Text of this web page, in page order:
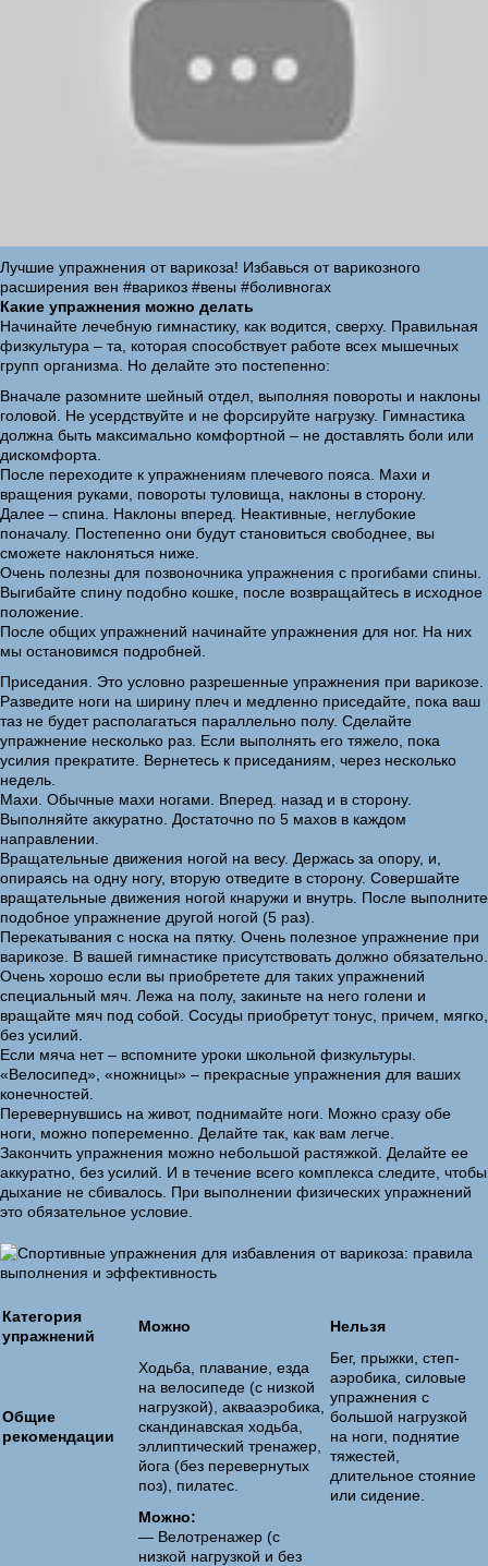
Лучшие упражнения от варикоза! Избавься от варикозного
расширения вен #варикоз #вены #боливногах
Какие упражнения можно делать
Начинайте лечебную гимнастику, как водится, сверху. Правильная
физкультура – та, которая способствует работе всех мышечных
групп организма. Но делайте это постепенно:
Вначале разомните шейный отдел, выполняя повороты и наклоны
головой. Не усердствуйте и не форсируйте нагрузку. Гимнастика
должна быть максимально комфортной – не доставлять боли или
дискомфорта.
После переходите к упражнениям плечевого пояса. Махи и
вращения руками, повороты туловища, наклоны в сторону.
Далее – спина. Наклоны вперед. Неактивные, неглубокие
поначалу. Постепенно они будут становиться свободнее, вы
сможете наклоняться ниже.
Очень полезны для позвоночника упражнения с прогибами спины.
Выгибайте спину подобно кошке, после возвращайтесь в исходное
положение.
После общих упражнений начинайте упражнения для ног. На них
мы остановимся подробней.
Приседания. Это условно разрешенные упражнения при варикозе.
Разведите ноги на ширину плеч и медленно приседайте, пока ваш
таз не будет располагаться параллельно полу. Сделайте
упражнение несколько раз. Если выполнять его тяжело, пока
усилия прекратите. Вернетесь к приседаниям, через несколько
недель.
Махи. Обычные махи ногами. Вперед. назад и в сторону.
Выполняйте аккуратно. Достаточно по 5 махов в каждом
направлении.
Вращательные движения ногой на весу. Держась за опору, и,
опираясь на одну ногу, вторую отведите в сторону. Совершайте
вращательные движения ногой кнаружи и внутрь. После выполните
подобное упражнение другой ногой (5 раз).
Перекатывания с носка на пятку. Очень полезное упражнение при
варикозе. В вашей гимнастике присутствовать должно обязательно.
Очень хорошо если вы приобретете для таких упражнений
специальный мяч. Лежа на полу, закиньте на него голени и
вращайте мяч под собой. Сосуды приобретут тонус, причем, мягко,
без усилий.
Если мяча нет – вспомните уроки школьной физкультуры.
«Велосипед», «ножницы» – прекрасные упражнения для ваших
конечностей.
Перевернувшись на живот, поднимайте ноги. Можно сразу обе
ноги, можно попеременно. Делайте так, как вам легче.
Закончить упражнения можно небольшой растяжкой. Делайте ее
аккуратно, без усилий. И в течение всего комплекса следите, чтобы
дыхание не сбивалось. При выполнении физических упражнений
это обязательное условие.
Категория
упражнений
Можно Нельзя
Общие
рекомендации
Ходьба, плавание, езда
на велосипеде (с низкой
нагрузкой), аквааэробика,
скандинавская ходьба,
эллиптический тренажер,
йога (без перевернутых
поз), пилатес.
Бег, прыжки, степ-
аэробика, силовые
упражнения с
большой нагрузкой
на ноги, поднятие
тяжестей,
длительное стояние
или сидение.
Можно:
— Велотренажер (с
низкой нагрузкой и без